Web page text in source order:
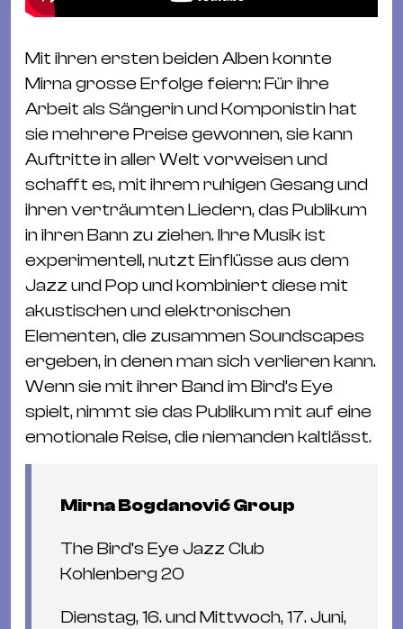
Mit ihren ersten beiden Alben konnte
Mirna grosse Erfolge feiern: Für ihre
Arbeit als Sängerin und Komponistin hat
sie mehrere Preise gewonnen, sie kann
Auftritte in aller Welt vorweisen und
schafft es, mit ihrem ruhigen Gesang und
ihren verträumten Liedern, das Publikum
in ihren Bann zu ziehen. Ihre Musik ist
experimentell, nutzt Einflüsse aus dem
Jazz und Pop und kombiniert diese mit
akustischen und elektronischen
Elementen, die zusammen Soundscapes
ergeben, in denen man sich verlieren kann.
Wenn sie mit ihrer Band im Bird’s Eye
spielt, nimmt sie das Publikum mit auf eine
emotionale Reise, die niemanden kaltlässt.
Mirna Bogdanović Group
The Bird’s Eye Jazz Club
Kohlenberg 20
Dienstag, 16. und Mittwoch, 17. Juni,